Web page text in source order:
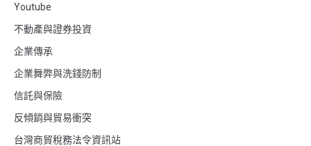
Youtube
不動產與證券投資
企業傳承
企業舞弊與洗錢防制
信託與保險
反傾銷與貿易衝突
台灣商貿稅務法令資訊站